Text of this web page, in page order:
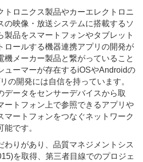
トロニクス製品やカーエレクトロニ
の映像・放送システムに搭載するソ
製品をスマートフォンやタブレット
ロールする機器連携アプリの開発が
機メーカー製品と繋がっていること
ューマーが存在するiOSやAndroidの
の開発には自信を持っています。
データをセンサーデバイスから取
ートフォン上で参照できるアプリや
マートフォンをつなぐネットワーク
です。
わりがあり、品質マネジメントシス
を取得、第三者目線でのプロジェ